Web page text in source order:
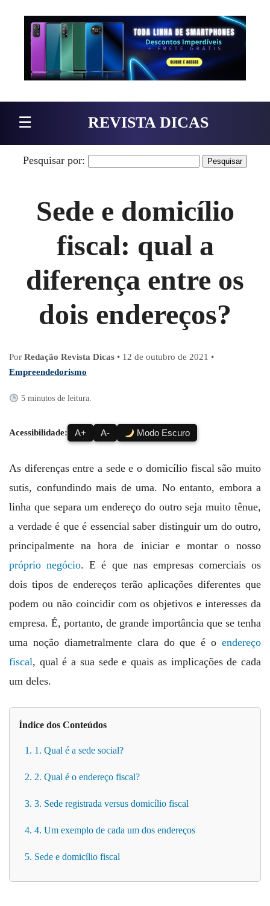
Pular para o conteúdo
☰ REVISTA DICAS
Pesquisar por:
Sede e domicílio
fiscal: qual a
diferença entre os
dois endereços?
Por Redação Revista Dicas • 12 de outubro de 2021 •
Empreendedorismo
5 minutos de leitura.
Acessibilidade: A+ A- Modo Escuro
As diferenças entre a sede e o domicílio fiscal são muito
sutis, confundindo mais de uma. No entanto, embora a
linha que separa um endereço do outro seja muito tênue,
a verdade é que é essencial saber distinguir um do outro,
principalmente na hora de iniciar e montar o nosso
próprio negócio. E é que nas empresas comerciais os
dois tipos de endereços terão aplicações diferentes que
podem ou não coincidir com os objetivos e interesses da
empresa. É, portanto, de grande importância que se tenha
uma noção diametralmente clara do que é o endereço
fiscal, qual é a sua sede e quais as implicações de cada
um deles.
Índice dos Conteúdos
1. 1. Qual é a sede social?
2. 2. Qual é o endereço fiscal?
3. 3. Sede registrada versus domicílio fiscal
4. 4. Um exemplo de cada um dos endereços
5. Sede e domicílio fiscal